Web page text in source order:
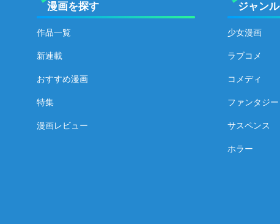
漫画を探す
作品一覧
新連載
おすすめ漫画
特集
漫画レビュー
ジャンル
少女漫画
ラブコメ
コメディ
ファンタジー
サスペンス
ホラー